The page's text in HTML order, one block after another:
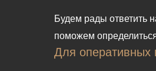
Будем рады ответить
поможем
Для оперативных